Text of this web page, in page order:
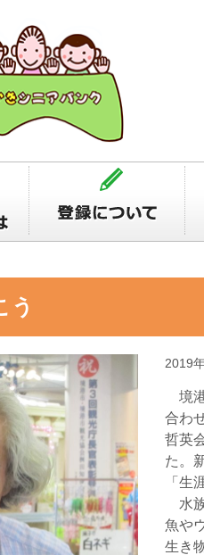
を描こう
2019
境
合わ
哲英
た。
「生
水
魚や
生き